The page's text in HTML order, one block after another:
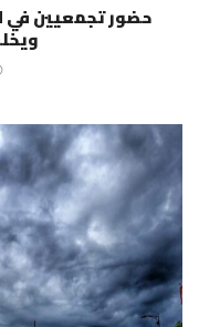
حضور تجمعيين في